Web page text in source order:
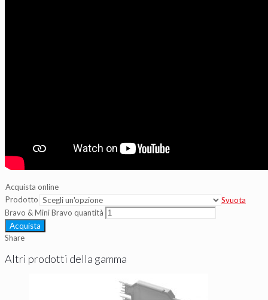
Acquista online
Prodotto
Svuota
Bravo & Mini Bravo quantità
Acquista
Share
Altri prodotti della gamma